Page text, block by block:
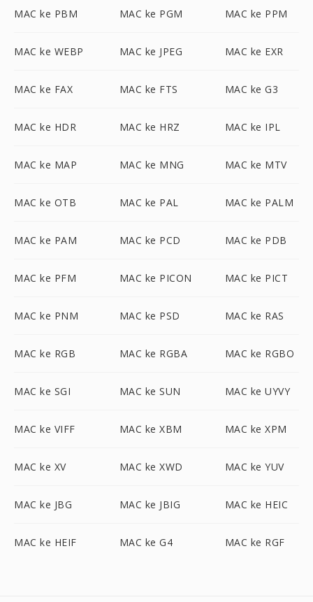
MAC ke PBM MAC ke PGM MAC ke PPM
MAC ke WEBP MAC ke JPEG MAC ke EXR
MAC ke FAX MAC ke FTS MAC ke G3
MAC ke HDR MAC ke HRZ MAC ke IPL
MAC ke MAP MAC ke MNG MAC ke MTV
MAC ke OTB MAC ke PAL MAC ke PALM
MAC ke PAM MAC ke PCD MAC ke PDB
MAC ke PFM MAC ke PICON MAC ke PICT
MAC ke PNM MAC ke PSD MAC ke RAS
MAC ke RGB MAC ke RGBA MAC ke RGBO
MAC ke SGI MAC ke SUN MAC ke UYVY
MAC ke VIFF MAC ke XBM MAC ke XPM
MAC ke XV MAC ke XWD MAC ke YUV
MAC ke JBG MAC ke JBIG MAC ke HEIC
MAC ke HEIF MAC ke G4 MAC ke RGF